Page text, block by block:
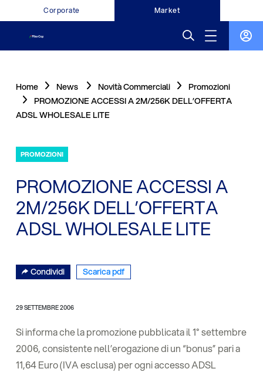
Corporate Market
Home News Novità Commerciali
Promozioni
PROMOZIONE ACCESSI A 2M/256K DELL’OFFERTA
ADSL WHOLESALE LITE
PROMOZIONI
PROMOZIONE ACCESSI A
2M/256K DELL’OFFERTA
ADSL WHOLESALE LITE
Condividi Scarica pdf
29 SETTEMBRE 2006
Si informa che la promozione pubblicata il 1° settembre
2006, consistente nell’erogazione di un “bonus” pari a
11,64 Euro (IVA esclusa) per ogni accesso ADSL